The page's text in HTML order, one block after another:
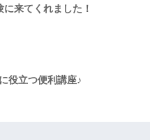
来てくれました！
役立つ便利講座♪